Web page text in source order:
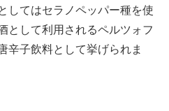
してはセラノペッパー種を使
として利用されるペルツォフ
辛子飲料として挙げられま